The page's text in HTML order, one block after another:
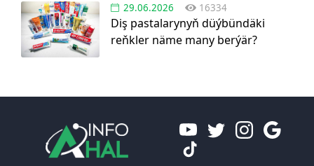
29.06.2026 16334
Diş pastalarynyň düýbündäki
reňkler näme many berýär?